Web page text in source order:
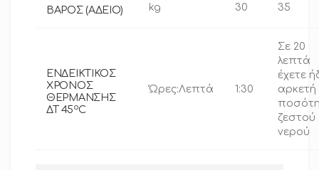
ΒΑΡΟΣ (ΑΔΕΙΟ) kg 30 35
ΕΝΔΕΙΚΤΙΚΟΣ
ΧΡΟΝΟΣ
ΘΕΡΜΑΝΣΗΣ
ΔΤ 45oC
Ώρες:Λεπτά 1:30
Σε 20
λεπτά
έχετε
αρκετή
ζεστού
νερού